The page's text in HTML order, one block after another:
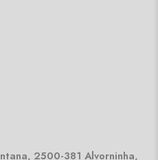
2500-381 Alvorninha,